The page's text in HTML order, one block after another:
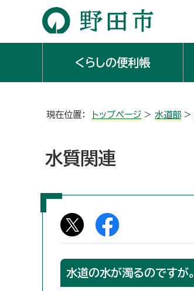
くらしの便利帳
現在位置： トップページ > 水道部 >
水質関連
水道の水が濁るのですが。